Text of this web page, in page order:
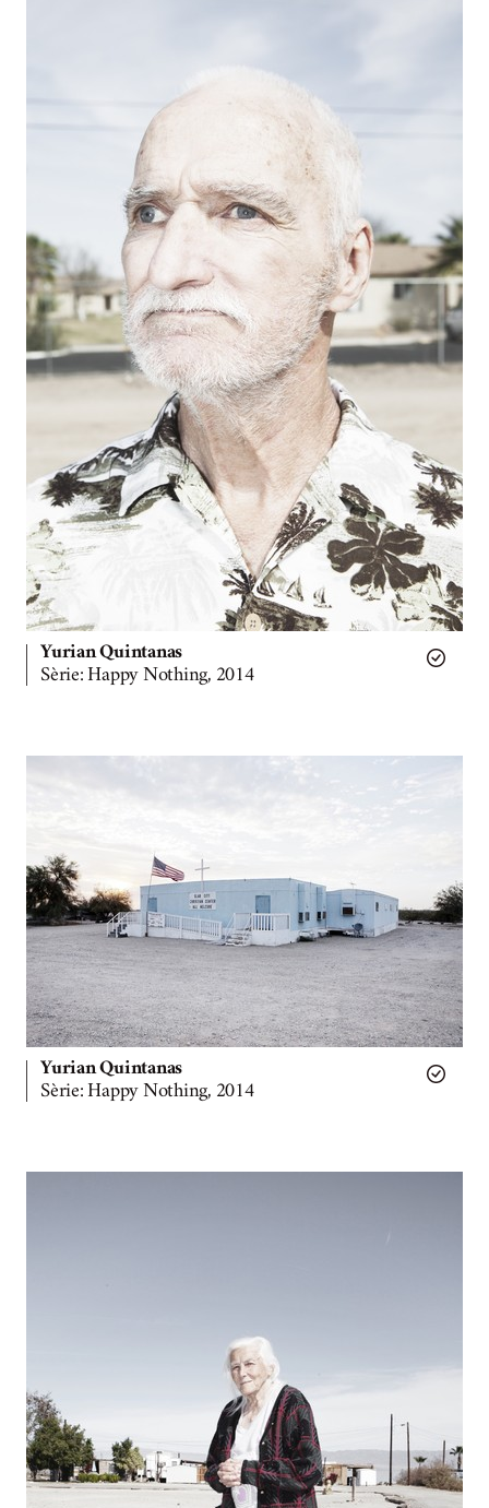
Yurian Quintanas
Sèrie: Happy Nothing, 2014
Yurian Quintanas
Sèrie: Happy Nothing, 2014